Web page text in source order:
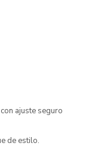
ajuste seguro
de estilo.